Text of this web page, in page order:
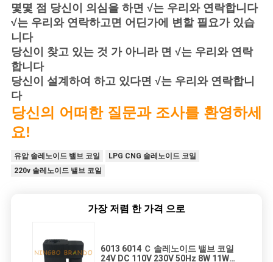
몇몇 점 당신이 의심을 하면 √는 우리와 연락합니다
√는 우리와 연락하고면 어딘가에 변할 필요가 있습
니다
당신이 찾고 있는 것 가 아니라 면 √는 우리와 연락
합니다
당신이 설계하여 하고 있다면 √는 우리와 연락합니
다
당신의 어떠한 질문과 조사를 환영하세
요!
유압 솔레노이드 밸브 코일
LPG CNG 솔레노이드 코일
220v 솔레노이드 밸브 코일
가장 저렴 한 가격 으로
6013 6014 Ｃ 솔레노이드 밸브 코일
24V DC 110V 230V 50Hz 8W 11W